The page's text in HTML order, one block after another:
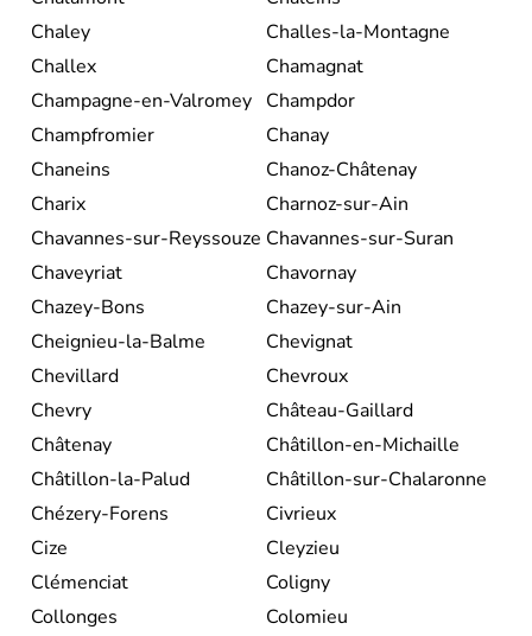
Chaley
Challes-la-Montagne
Challex
Chamagnat
Champagne-en-Valromey Champdor
Champfromier
Chanay
Chaneins
Chanoz-Châtenay
Charix
Charnoz-sur-Ain
Chavannes-sur-Reyssouze Chavannes-sur-Suran
Chaveyriat
Chavornay
Chazey-Bons
Chazey-sur-Ain
Cheignieu-la-Balme
Chevignat
Chevillard
Chevroux
Chevry
Château-Gaillard
Châtenay
Châtillon-en-Michaille
Châtillon-la-Palud
Châtillon-sur-Chalaronne
Chézery-Forens
Civrieux
Cize
Cleyzieu
Clémenciat
Coligny
Collonges
Colomieu